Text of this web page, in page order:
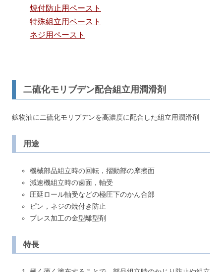
焼付防止用ペースト
特殊組立用ペースト
ネジ用ペースト
二硫化モリブデン配合組立用潤滑剤
鉱物油に二硫化モリブデンを高濃度に配合した組立用潤滑剤
用途
機械部品組立時の回転，摺動部の摩擦面
減速機組立時の歯面，軸受
圧延ロール軸受などの極圧下のかん合部
ピン，ネジの焼付き防止
プレス加工の金型離型剤
特長